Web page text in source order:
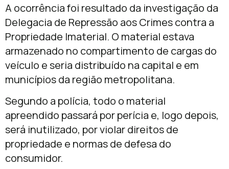
A ocorrência foi resultado da investigação da
Delegacia de Repressão aos Crimes contra a
Propriedade Imaterial. O material estava
armazenado no compartimento de cargas do
veículo e seria distribuído na capital e em
municípios da região metropolitana.
Segundo a polícia, todo o material
apreendido passará por perícia e, logo depois,
será inutilizado, por violar direitos de
propriedade e normas de defesa do
consumidor.